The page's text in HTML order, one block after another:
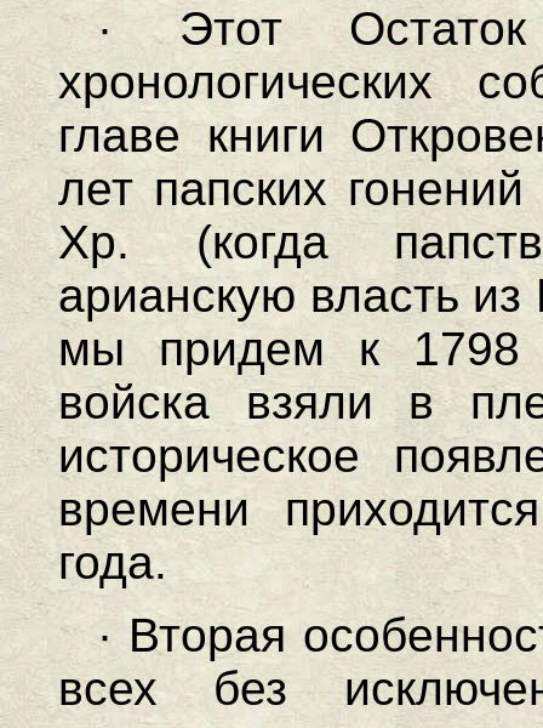
· Этот
хронологических
главе книги
лет папских
Хр. (когда
арианскую власть
мы придем к 1798
войска взяли в
историческое
времени
года.
· Вторая
всех без